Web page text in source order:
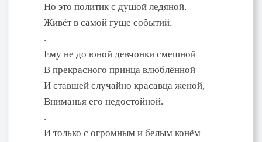
Но это политик с душой ледяной.
Живёт в самой гуще событий.
.
Ему не до юной девчонки смешной
В прекрасного принца влюблённой
И ставшей случайно красавца женой,
Вниманья его недостойной.
.
И только с огромным и белым конём